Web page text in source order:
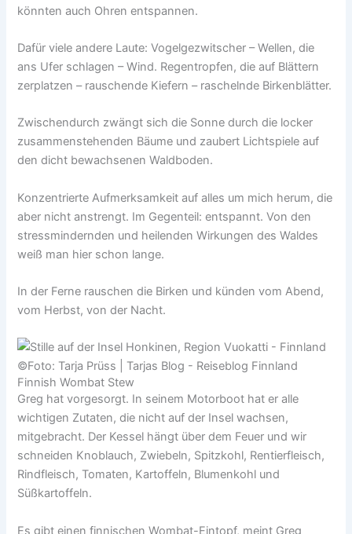
könnten auch Ohren entspannen.
Dafür viele andere Laute: Vogelgezwitscher – Wellen, die
ans Ufer schlagen – Wind. Regentropfen, die auf Blättern
zerplatzen – rauschende Kiefern – raschelnde Birkenblätter.
Zwischendurch zwängt sich die Sonne durch die locker
zusammenstehenden Bäume und zaubert Lichtspiele auf
den dicht bewachsenen Waldboden.
Konzentrierte Aufmerksamkeit auf alles um mich herum, die
aber nicht anstrengt. Im Gegenteil: entspannt. Von den
stressmindernden und heilenden Wirkungen des Waldes
weiß man hier schon lange.
In der Ferne rauschen die Birken und künden vom Abend,
vom Herbst, von der Nacht.
Finnish Wombat Stew
Greg hat vorgesorgt. In seinem Motorboot hat er alle
wichtigen Zutaten, die nicht auf der Insel wachsen,
mitgebracht. Der Kessel hängt über dem Feuer und wir
schneiden Knoblauch, Zwiebeln, Spitzkohl, Rentierfleisch,
Rindfleisch, Tomaten, Kartoffeln, Blumenkohl und
Süßkartoffeln.
Es gibt einen finnischen Wombat-Eintopf, meint Greg